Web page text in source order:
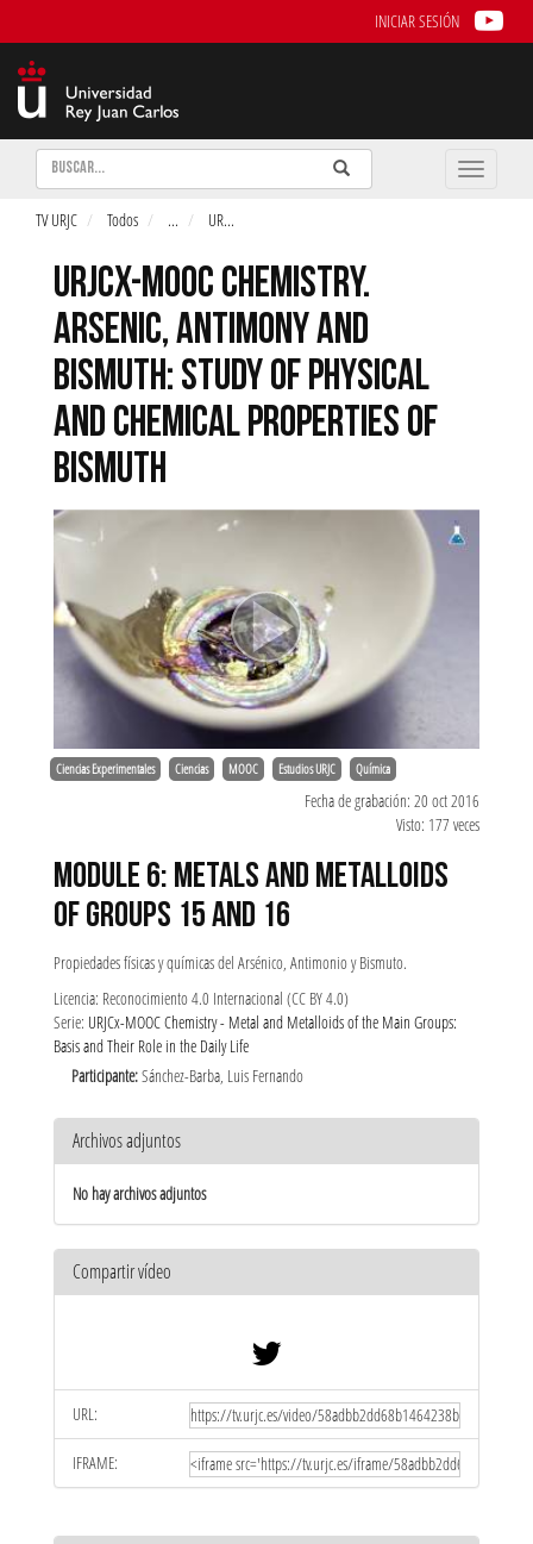
INICIAR SESIÓN
Buscar Enviar
Buscar
Toggle
TV URJC Todos ... UR...
URJCX-MOOC CHEMISTRY.
ARSENIC, ANTIMONY AND
BISMUTH: STUDY OF PHYSICAL
AND CHEMICAL PROPERTIES OF
BISMUTH
Ciencias Experimentales Ciencias MOOC Estudios URJC Química
Fecha de grabación: 20 oct 2016
Visto: 177 veces
MODULE 6: METALS AND METALLOIDS
OF GROUPS 15 AND 16
Propiedades físicas y químicas del Arsénico, Antimonio y Bismuto.
Licencia: Reconocimiento 4.0 Internacional (CC BY 4.0)
Serie: URJCx-MOOC Chemistry - Metal and Metalloids of the Main Groups:
Basis and Their Role in the Daily Life
Participante:Sánchez-Barba, Luis Fernando
Archivos adjuntos
No hay archivos adjuntos
Compartir vídeo
URL:
IFRAME: